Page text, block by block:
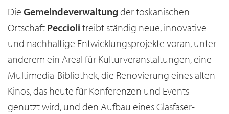
Die Gemeindeverwaltungder toskanischen
Ortschaft Peccioli treibt ständig neue, innovative
und nachhaltige Entwicklungsprojekte voran, unter
anderem ein Areal für Kulturveranstaltungen, eine
Multimedia-Bibliothek, die Renovierung eines alten
Kinos, das heute für Konferenzen und Events
genutzt wird, und den Aufbau eines Glasfaser-